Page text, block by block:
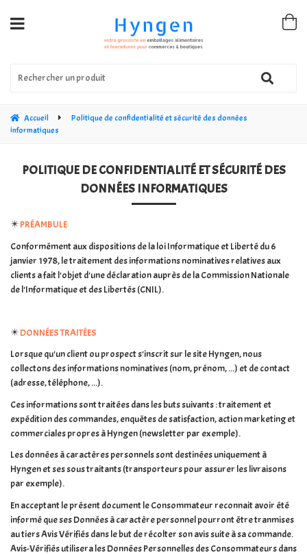
Accueil
Politique de confidentialité et sécurité des données
informatiques
POLITIQUE DE CONFIDENTIALITÉ ET SÉCURITÉ DES
DONNÉES INFORMATIQUES
✴️PRÉAMBULE
Conformément aux dispositions de la loi Informatique et Liberté du 6
janvier 1978, le traitement des informations nominatives relatives aux
clients a fait l'objet d'une déclaration auprès de la Commission Nationale
de l'Informatique et des Libertés (CNIL).
✴️DONNÉES TRAITÉES
Lorsque qu'un client ou prospect s'inscrit sur le site Hyngen, nous
collectons des informations nominatives (nom, prénom, ...) et de contact
(adresse, téléphone, ...).
Ces informations sont traitées dans les buts suivants : traitement et
expédition des commandes, enquêtes de satisfaction, action marketing et
commerciales propres à Hyngen (newsletter par exemple).
Les données à caractères personnels sont destinées uniquement à
Hyngen et ses sous traitants (transporteurs pour assurer les livraisons
par exemple).
En acceptant le présent document le Consommateur reconnait avoir été
informé que ses Données à caractère personnel pourront être tranmises
au tiers Avis Vérifiés dans le but de récolter son avis suite à sa commande.
Avis-Vérifiés utilisera les Données Personnelles des Consommateurs dans